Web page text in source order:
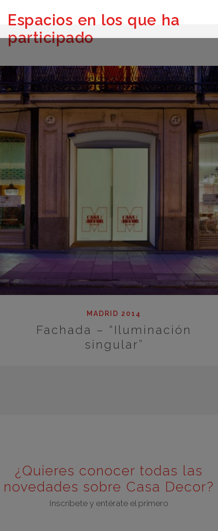
Espacios en los que ha
participado
MADRID 2014
Fachada – “Iluminación
singular”
¿Quieres conocer todas las
novedades sobre Casa Decor?
Inscríbete y entérate el primero